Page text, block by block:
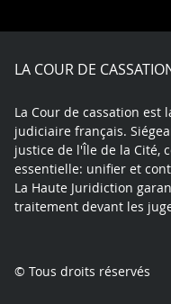
X
LA COUR DE
La Cour de cassation est
judiciaire français.
justice de l'Île de la Cité,
essentielle: unifier et
La Haute Juridiction
traitement devant les
© Tous droits réservés